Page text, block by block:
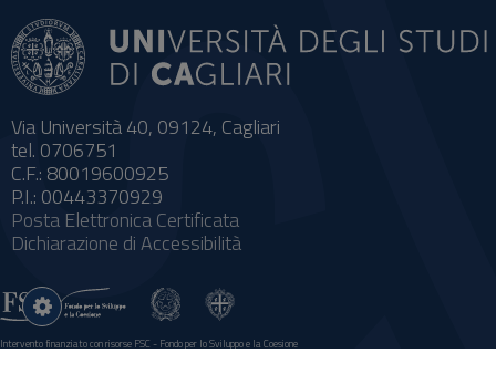
Via Università 40, 09124, Cagliari
tel. 0706751
C.F.: 80019600925
P.I.: 00443370929
Posta Elettronica Certificata
Dichiarazione di Accessibilità
Intervento finanziato con risorse FSC - Fondo per lo Sviluppo e la Coesione
Impostazioni
cookie